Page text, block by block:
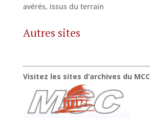
avérés, issus du terrain
Autres sites
Visitez les sites d’archives du MCC